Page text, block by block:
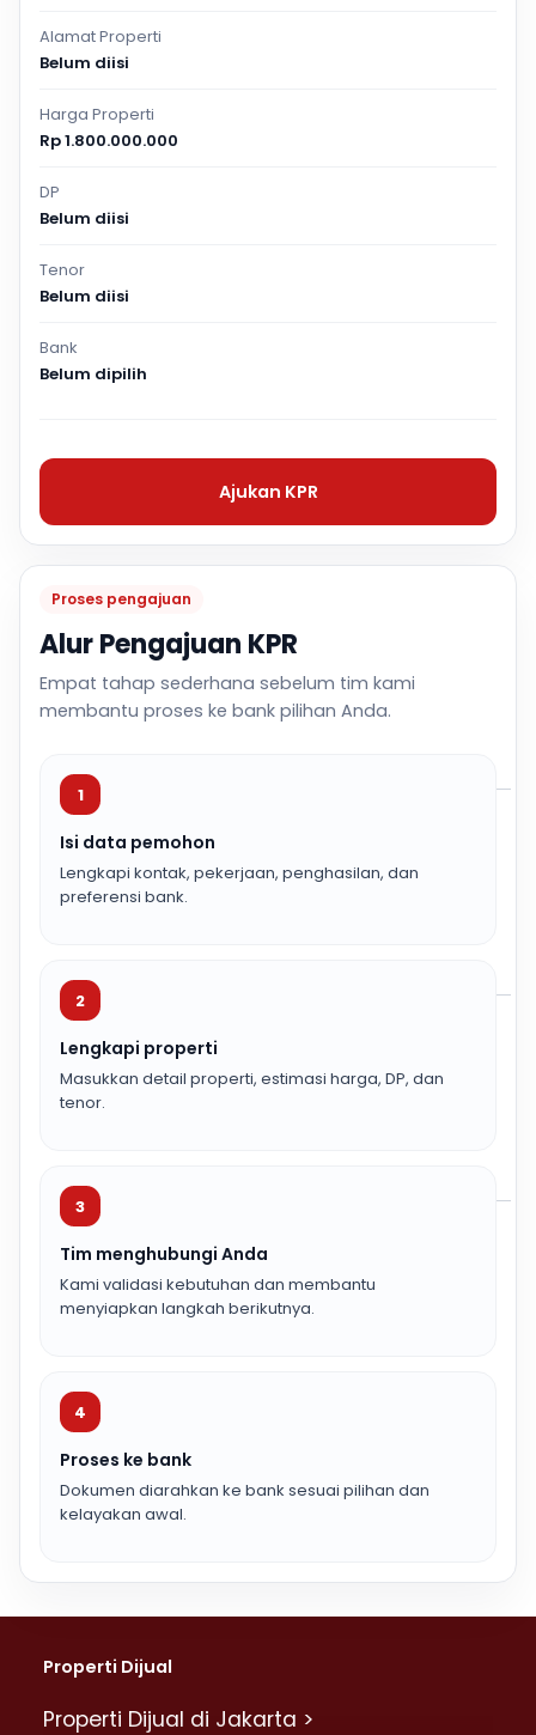
Proses pengajuan
Alur Pengajuan KPR
Empat tahap sederhana sebelum tim kami
membantu proses ke bank pilihan Anda.
1
Isi data pemohon
Lengkapi kontak, pekerjaan, penghasilan, dan
preferensi bank.
2
Lengkapi properti
Masukkan detail properti, estimasi harga, DP, dan
tenor.
3
Tim menghubungi Anda
Kami validasi kebutuhan dan membantu
menyiapkan langkah berikutnya.
4
Proses ke bank
Dokumen diarahkan ke bank sesuai pilihan dan
kelayakan awal.
Alamat Properti
Belum diisi
Harga Properti
Rp 1.800.000.000
DP
Belum diisi
Tenor
Belum diisi
Bank
Belum dipilih
Ajukan KPR
Properti Dijual
Properti Dijual di Jakarta >